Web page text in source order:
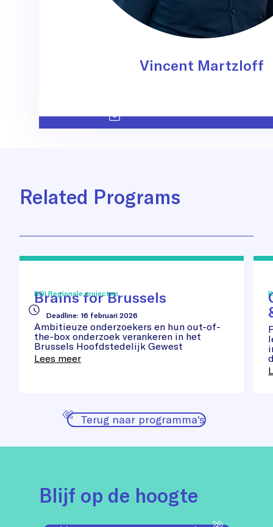
Vincent Martzloff
Related Programs
RDI Regionale projecten
Brains for Brussels
Deadline: 16 februari 2026
Ambitieuze onderzoekers en hun out-of-
the-box onderzoek verankeren in het
Brussels Hoofdstedelijk Gewest
Lees meer
use
Terug naar programma's
Blijf op de hoogte